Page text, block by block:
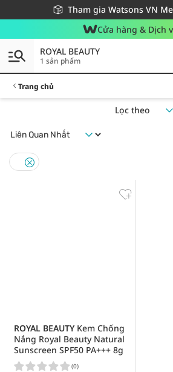
Tham gia Watsons VN
Miễn phí giao hàng cho đơn
Giao hàng nhanh 24h - Áp dụng
Cửa hàng & Dịch
ROYAL BEAUTY
1 sản phẩm
Trang chủ
Lọc theo
ROYAL BEAUTYKem Chống
Nắng Royal Beauty Natural
Sunscreen SPF50 PA+++ 8g
(0)